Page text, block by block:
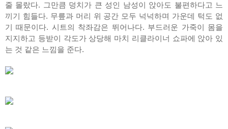
줄 몰랐다. 그만큼 덩치가 큰 성인 남성이 앉아도 불편하다고 느
끼기 힘들다. 무릎과 머리 위 공간 모두 넉넉하며 가운데 턱도 없
기 때문이다. 시트의 착좌감은 뛰어나다. 부드러운 가죽이 몸을
지지하고 등받이 각도가 상당해 마치 리클라이너 쇼파에 앉아 있
는 것 같은 느낌을 준다.